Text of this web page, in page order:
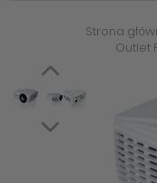
Strona
Outlet